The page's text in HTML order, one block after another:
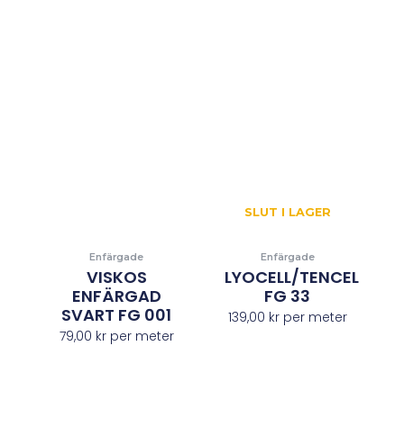
Enfärgade
VISKOS
ENFÄRGAD
SVART FG 001
79,00 krper meter
SLUT I LAGER
Enfärgade
LYOCELL/TENCEL
FG 33
139,00 krper meter